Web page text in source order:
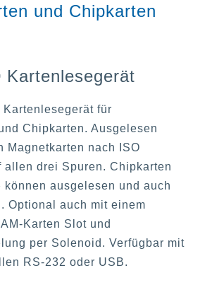
und Chipkarten
Kartenlesegerät
Kartenlesegerät für
Chipkarten. Ausgelesen
Magnetkarten nach ISO
allen drei Spuren. Chipkarten
können ausgelesen und auch
Optional auch mit einem
Karten Slot und
per Solenoid. Verfügbar mit
RS-232 oder USB.